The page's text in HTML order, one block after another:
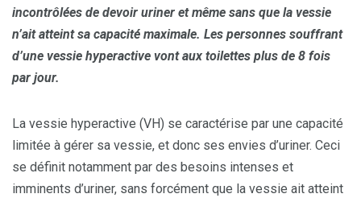
incontrôlées de devoir uriner et même sans que la vessie
n’ait atteint sa capacité maximale. Les personnes souffrant
d’une vessie hyperactive vont aux toilettes plus de 8 fois
par jour.
La vessie hyperactive (VH) se caractérise par une capacité
limitée à gérer sa vessie, et donc ses envies d’uriner. Ceci
se définit notamment par des besoins intenses et
imminents d’uriner, sans forcément que la vessie ait atteint